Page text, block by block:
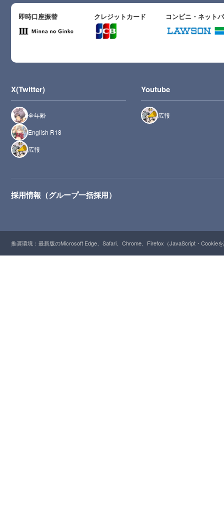
即時口座振替 クレジットカード コンビニ・ネット
X(Twitter)
全年齢
English R18
広報
Youtube
広報
採用情報（グループ一括採用）
推奨環境：最新版のMicrosoft Edge、Safari、Chrome、Firefox（JavaScript・Cookie